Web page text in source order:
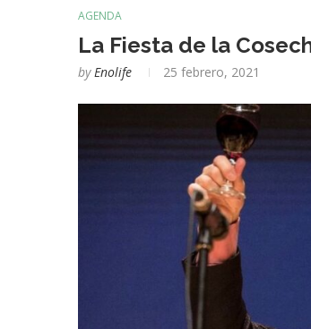
AGENDA
La Fiesta de la
by Enolife 25 febrero, 2021